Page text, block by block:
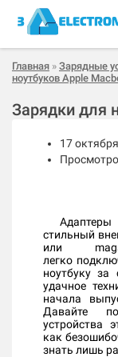
Главная » Зарядные
ноутбуков Apple
Зарядки для
17
стильный
или
легко
ноутбуку за
удачное
начала
Давайте
устройства
как
знать лишь